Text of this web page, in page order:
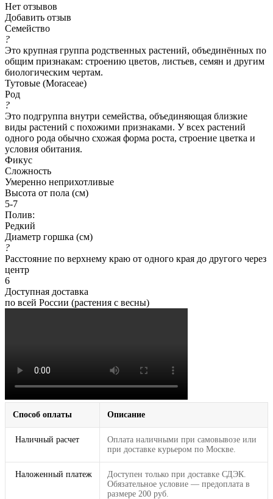
Нет отзывов
Добавить отзыв
Семейство
?
Это крупная группа родственных растений, объединённых по
общим признакам: строению цветов, листьев, семян и другим
биологическим чертам.
Тутовые (Moraceae)
Род
?
Это подгруппа внутри семейства, объединяющая близкие
виды растений с похожими признаками. У всех растений
одного рода обычно схожая форма роста, строение цветка и
условия обитания.
Фикус
Сложность
Умеренно неприхотливые
Высота от пола (см)
5-7
Полив:
Редкий
Диаметр горшка (см)
?
Расстояние по верхнему краю от одного края до другого через
центр
6
Доступная доставка
по всей России (растения с весны)
Способ оплаты Описание
Наличный расчет
Оплата наличными при самовывозе или
при доставке курьером по Москве.
Наложенный платеж
Доступен только при доставке СДЭК.
Обязательное условие — предоплата в
размере 200 руб.